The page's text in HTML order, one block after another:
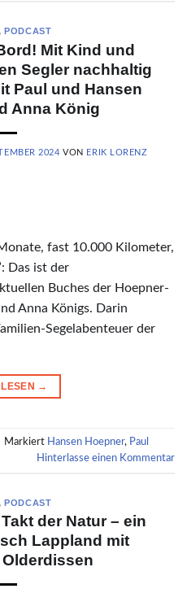
PODCAST
Mit Kind und
Segler nachhaltig
Paul und Hansen
Anna König
2024 VON ERIK LORENZ
fast 10.000 Kilometer,
Das ist der
Buches der Hoepner-
Anna Königs. Darin
Segelabenteuer der
→
Markiert Hansen Hoepner, Paul
Hinterlasse einen Kommentar
PODCAST
der Natur – ein
Lappland mit